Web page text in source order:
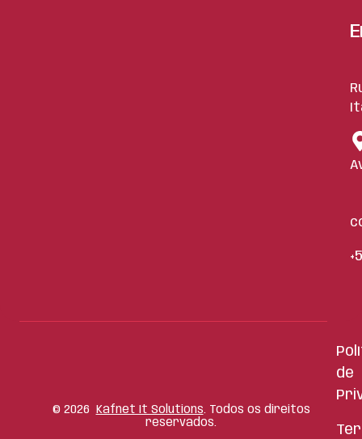
© 2026 Kafnet It Solutions. Todos os direitos
reservados.
de